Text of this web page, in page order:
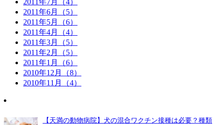
2011年7月（4）
2011年6月（5）
2011年5月（6）
2011年4月（4）
2011年3月（5）
2011年2月（5）
2011年1月（6）
2010年12月（8）
2010年11月（4）
【天満の動物病院】犬の混合ワクチン接種は必要？種類